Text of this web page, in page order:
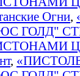
Огни,
ГОЛД"
,